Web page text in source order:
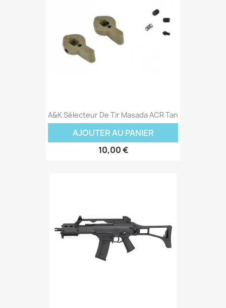
A&K Sélecteur De Tir Masada ACR Tan
AJOUTER AU PANIER
10,00 €